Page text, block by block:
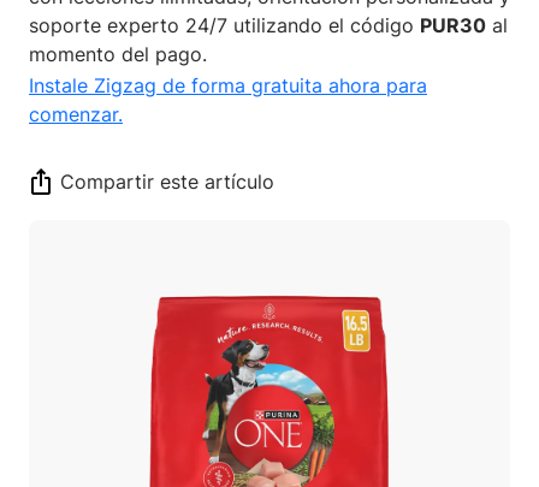
soporte experto 24/7 utilizando el código PUR30 al
momento del pago.
Instale Zigzag de forma gratuita ahora para
comenzar.
Compartir este artículo